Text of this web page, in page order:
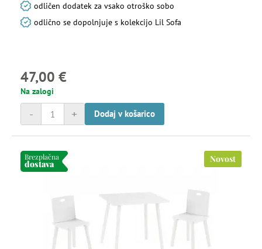
odličen dodatek za vsako otroško sobo
odlično se dopolnjuje s kolekcijo Lil Sofa
47,00 €
Na zalogi
+
- Dodaj v košarico
Brezplačna
dostava Novost